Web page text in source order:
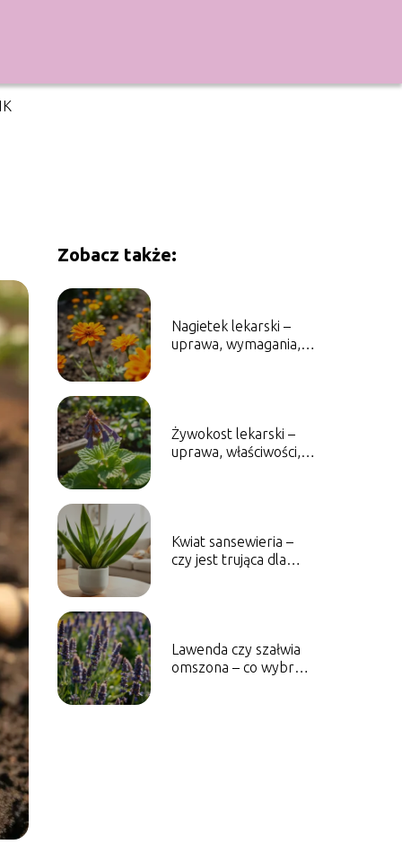
Zobacz także:
Nagietek lekarski –
uprawa, wymagania,
Żywokost lekarski –
uprawa, właściwości,
Kwiat sansewieria –
czy jest trująca dla
Lawenda czy szałwia
omszona – co wybrać